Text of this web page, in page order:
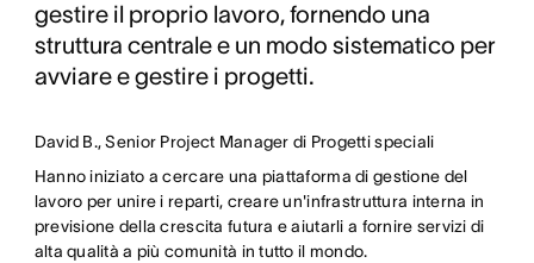
gestire il proprio lavoro, fornendo una
struttura centrale e un modo sistematico per
avviare e gestire i progetti.
David B., Senior Project Manager di Progetti speciali
Hanno iniziato a cercare una piattaforma di gestione del
lavoro per unire i reparti, creare un'infrastruttura interna in
previsione della crescita futura e aiutarli a fornire servizi di
alta qualità a più comunità in tutto il mondo.